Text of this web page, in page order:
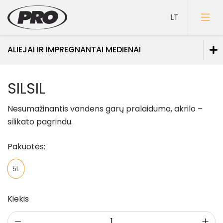
ALIEJAI IR IMPREGNANTAI MEDIENAI
Gruntai
Glaistai
Klijai
Mozaikiniai tinkai
Dekoravimo glaistai
SILSIL
Nesumažinantis vandens garų pralaidumo, akrilo –
silikato pagrindu.
Pakuotės:
5L
Kiekis